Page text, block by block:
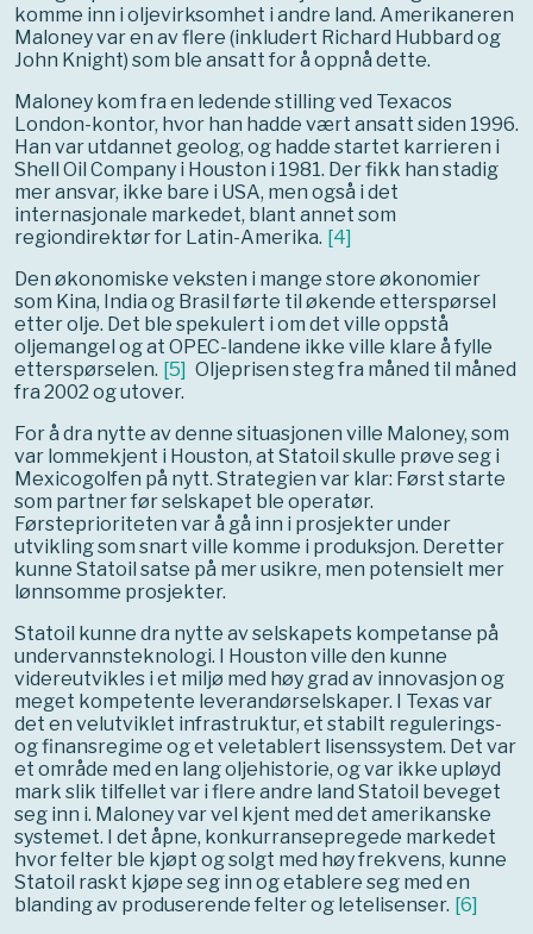
komme inn i oljevirksomhet i andre land. Amerikaneren
Maloney var en av flere (inkludert Richard Hubbard og
John Knight) som ble ansatt for å oppnå dette.
Maloney kom fra en ledende stilling ved Texacos
London-kontor, hvor han hadde vært ansatt siden 1996.
Han var utdannet geolog, og hadde startet karrieren i
Shell Oil Company i Houston i 1981. Der fikk han stadig
mer ansvar, ikke bare i USA, men også i det
internasjonale markedet, blant annet som
regiondirektør for Latin-Amerika. [4]
Den økonomiske veksten i mange store økonomier
som Kina, India og Brasil førte til økende etterspørsel
etter olje. Det ble spekulert i om det ville oppstå
oljemangel og at OPEC-landene ikke ville klare å fylle
etterspørselen. [5] Oljeprisen steg fra måned til måned
fra 2002 og utover.
For å dra nytte av denne situasjonen ville Maloney, som
var lommekjent i Houston, at Statoil skulle prøve seg i
Mexicogolfen på nytt. Strategien var klar: Først starte
som partner før selskapet ble operatør.
Førsteprioriteten var å gå inn i prosjekter under
utvikling som snart ville komme i produksjon. Deretter
kunne Statoil satse på mer usikre, men potensielt mer
lønnsomme prosjekter.
Statoil kunne dra nytte av selskapets kompetanse på
undervannsteknologi. I Houston ville den kunne
videreutvikles i et miljø med høy grad av innovasjon og
meget kompetente leverandørselskaper. I Texas var
det en velutviklet infrastruktur, et stabilt regulerings-
og finansregime og et veletablert lisenssystem. Det var
et område med en lang oljehistorie, og var ikke upløyd
mark slik tilfellet var i flere andre land Statoil beveget
seg inn i. Maloney var vel kjent med det amerikanske
systemet. I det åpne, konkurransepregede markedet
hvor felter ble kjøpt og solgt med høy frekvens, kunne
Statoil raskt kjøpe seg inn og etablere seg med en
blanding av produserende felter og letelisenser. [6]